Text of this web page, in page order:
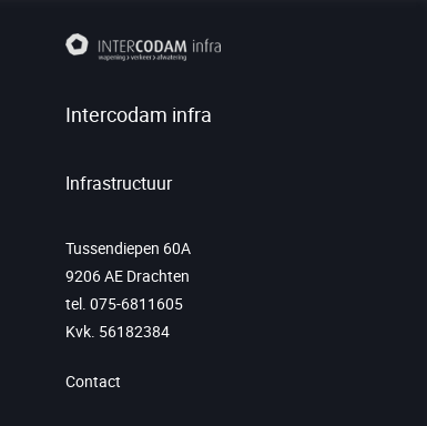
Intercodam infra
Infrastructuur
Tussendiepen 60A
9206 AE Drachten
tel. 075-6811605
Kvk. 56182384
Contact